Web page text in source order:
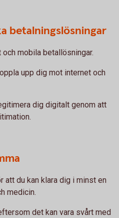
betalningslösningar
mobila betallösningar.
upp dig mot internet och
dig digitalt genom att
att du kan klara dig i minst en
medicin.
det kan vara svårt med